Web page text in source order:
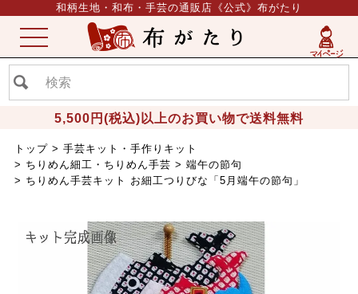
和柄生地・和布・手芸の通販店《公式》布がたり
5,500円(税込)以上のお買い物で送料無料
ME
NU
トップ
手芸キット・手作りキット
ちりめん細工・ちりめん手芸
端午の節句
ちりめん手芸キット お細工つりびな「5月端午の節句」